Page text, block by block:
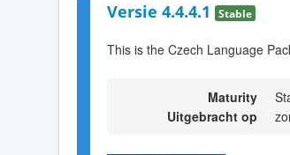
Versie 4.4.4.1 Stable
This is the Czech Language
Maturity
Uitgebracht op